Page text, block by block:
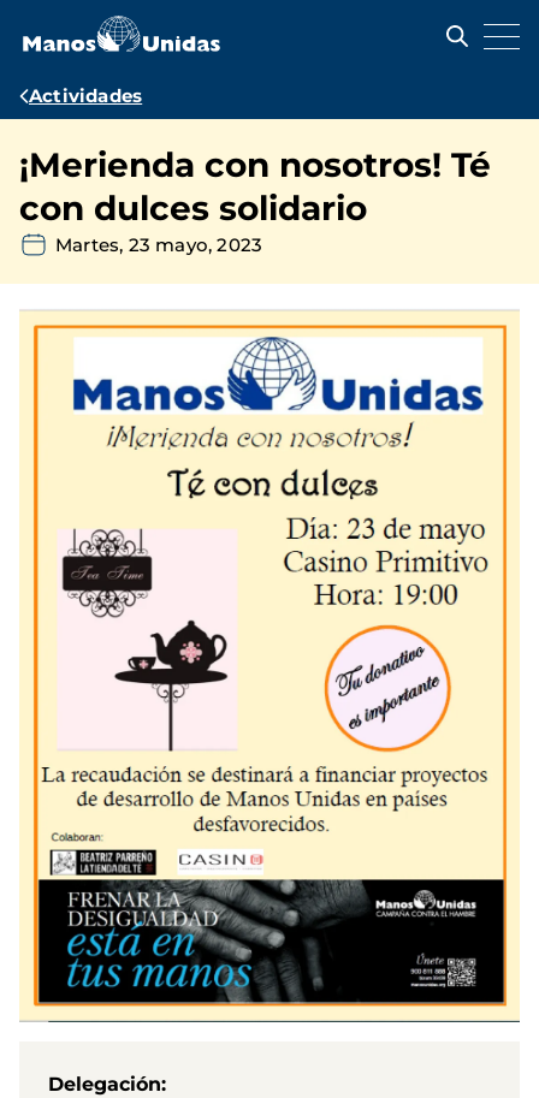
contenido
Ruta
navegación
Actividades
¡Merienda con nosotros! Té
con dulces solidario
Martes, 23 mayo, 2023
Delegación